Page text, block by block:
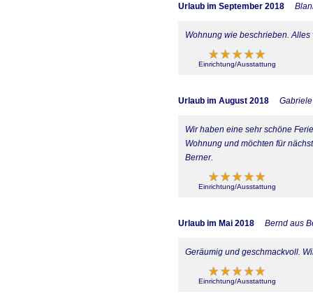
Urlaub im September 2018
Wohnung wie beschrieben.
Einrichtung/Ausstattung
Urlaub im August 2018
Wir haben eine sehr schöne
Wohnung und möchten für
Berner.
Einrichtung/Ausstattung
Urlaub im Mai 2018 Bernd aus
Geräumig und geschmackvoll.
Einrichtung/Ausstattung